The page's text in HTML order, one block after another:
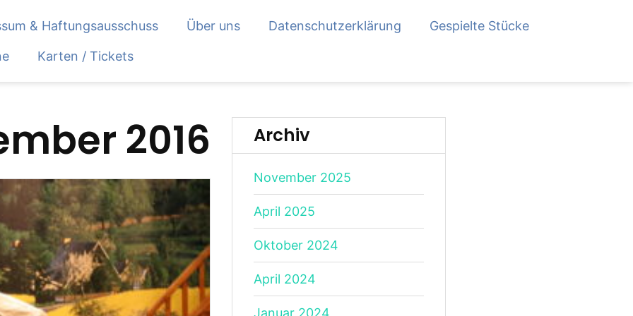
& Haftungsausschuss Über uns Datenschutzerklärung Gespielte Stücke
Karten / Tickets
2016 Archiv
November 2025
April 2025
Oktober 2024
April 2024
Januar 2024